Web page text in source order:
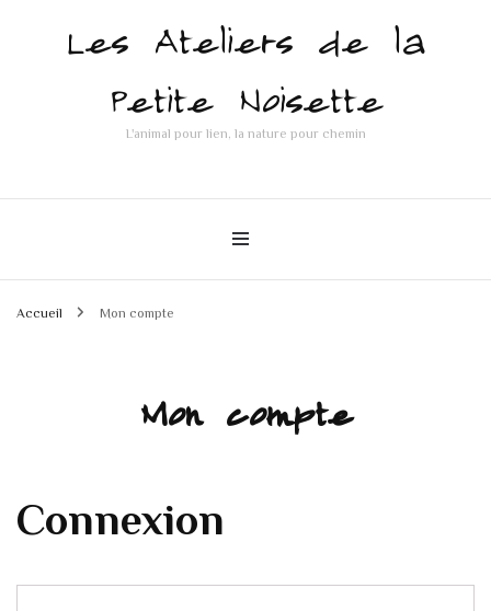
Les Ateliers de la
Petite Noisette
L'animal pour lien, la nature pour chemin
Accueil Mon compte
Mon compte
Connexion